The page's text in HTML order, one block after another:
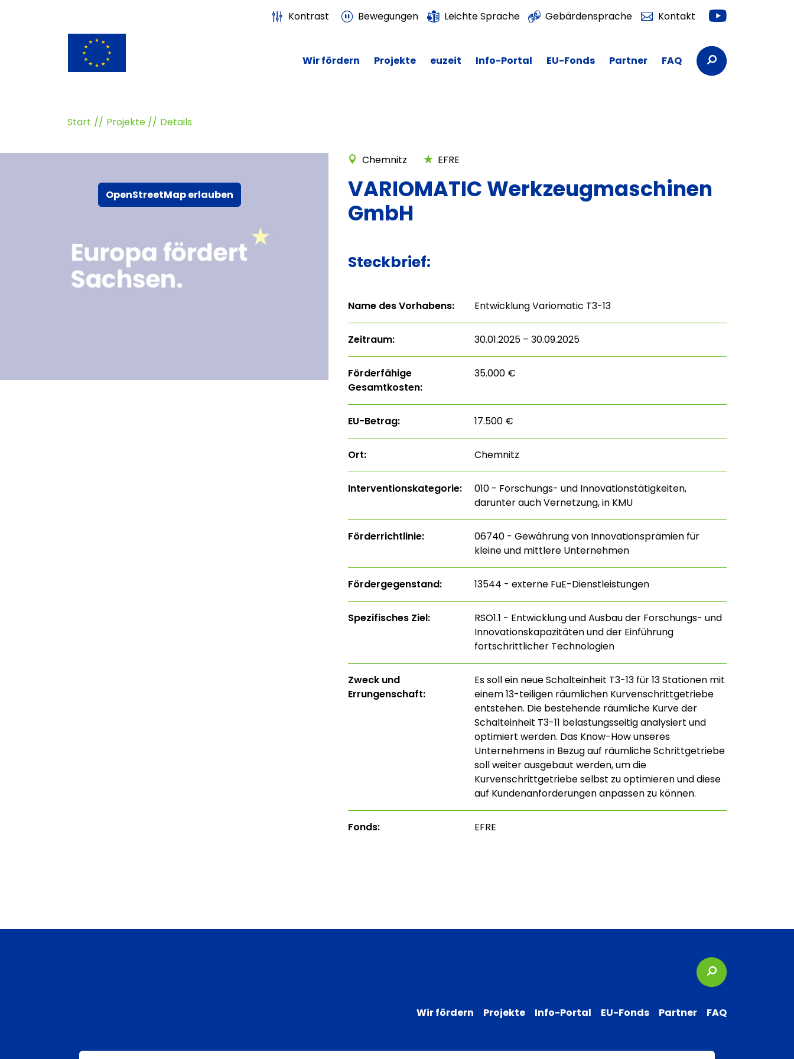
Kontrast Bewegungen Leichte Sprache Gebärdensprache Kontakt Youtube
Wir fördern Projekte euzeit Info-Portal EU-Fonds Partner FAQ Suchbegriffe
Start Projekte Details
OpenStreetMap erlauben
Chemnitz EFRE
VARIOMATIC Werkzeugmaschinen
GmbH
Steckbrief:
Name des Vorhabens: Entwicklung Variomatic T3-13
Zeitraum: 30.01.2025 – 30.09.2025
Förderfähige
Gesamtkosten:
35.000 €
EU-Betrag: 17.500 €
Ort: Chemnitz
Interventions­kategorie:
010 - Forschungs- und Innovationstätigkeiten,
darunter auch Vernetzung, in KMU
Förderrichtlinie:
06740 - Gewährung von Innovationsprämien für
kleine und mittlere Unternehmen
Fördergegenstand: 13544 - externe FuE-Dienstleistungen
Spezifisches Ziel:
RSO1.1 - Entwicklung und Ausbau der Forschungs- und
Innovationskapazitäten und der Einführung
fortschrittlicher Technologien
Zweck und
Errungenschaft:
Es soll ein neue Schalteinheit T3-13 für 13 Stationen mit
einem 13-teiligen räumlichen Kurvenschrittgetriebe
entstehen. Die bestehende räumliche Kurve der
Schalteinheit T3-11 belastungsseitig analysiert und
optimiert werden. Das Know-How unseres
Unternehmens in Bezug auf räumliche Schrittgetriebe
soll weiter ausgebaut werden, um die
Kurvenschrittgetriebe selbst zu optimieren und diese
auf Kundenanforderungen anpassen zu können.
Fonds: EFRE
Suchbegriffe
Wir fördern Projekte Info-Portal EU-Fonds Partner FAQ